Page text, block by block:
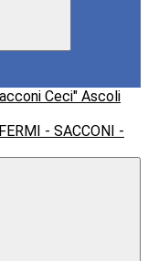
- SACCONI -